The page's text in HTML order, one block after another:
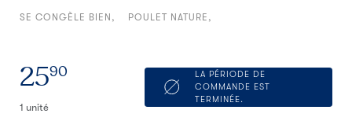
SE CONGÈLE BIEN POULET NATURE
2590
1 unité
LA PÉRIODE DE
COMMANDE EST
TERMINÉE.